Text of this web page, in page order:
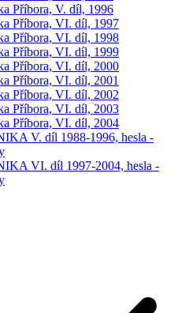
Příbora, V. díl, 1996
Příbora, VI. díl, 1997
Příbora, VI. díl, 1998
Příbora, VI. díl, 1999
Příbora, VI. díl, 2000
Příbora, VI. díl, 2001
Příbora, VI. díl, 2002
Příbora, VI. díl, 2003
Příbora, VI. díl, 2004
V. díl 1988-1996, hesla -
VI. díl 1997-2004, hesla -